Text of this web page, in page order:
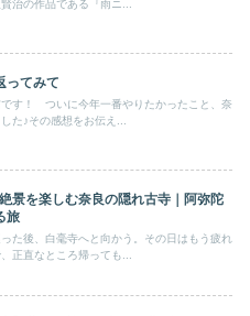
治の作品である『雨ニ...
ってみて
です！ ついに今年一番やりたかったこと、奈
た♪その感想をお伝え...
景を楽しむ奈良の隠れ古寺｜阿弥陀
旅
た後、白毫寺へと向かう。その日はもう疲れ
正直なところ帰っても...